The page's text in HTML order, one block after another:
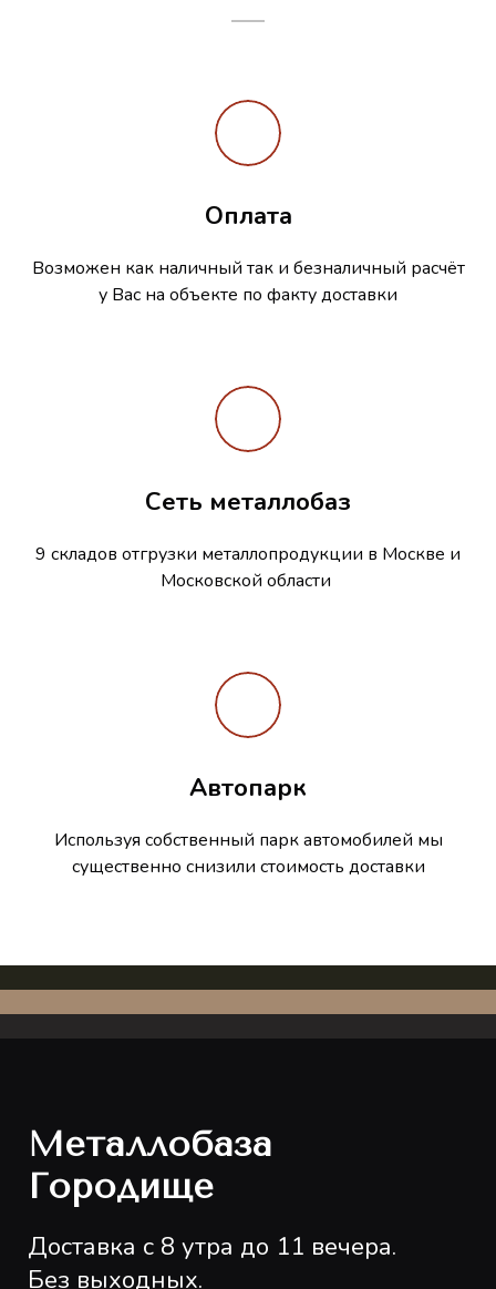
Оплата
Возможен как наличный так и безналичный расчёт
у Вас на объекте по факту доставки
Сеть металлобаз
9 складов отгрузки металлопродукции в Москве и
Московской области
Автопарк
Используя собственный парк автомобилей мы
существенно снизили стоимость доставки
Металлобаза
Городище
Доставка с 8 утра до 11 вечера.
Без выходных.